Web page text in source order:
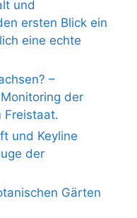
und
ersten Blick ein
eine echte
–
der
Freistaat.
und Keyline
der
Gärten